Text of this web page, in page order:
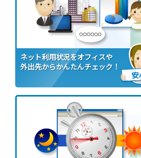
ネット利用状況をオフィスや
外出先からかんたんチェック！